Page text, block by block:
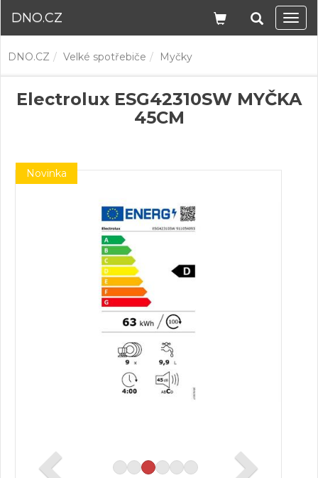
DNO.CZ
DNO.CZ Velké spotřebiče Myčky
Electrolux ESG42310SW MYČKA
45CM
Novinka